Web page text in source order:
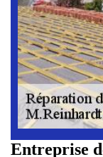
Entreprise